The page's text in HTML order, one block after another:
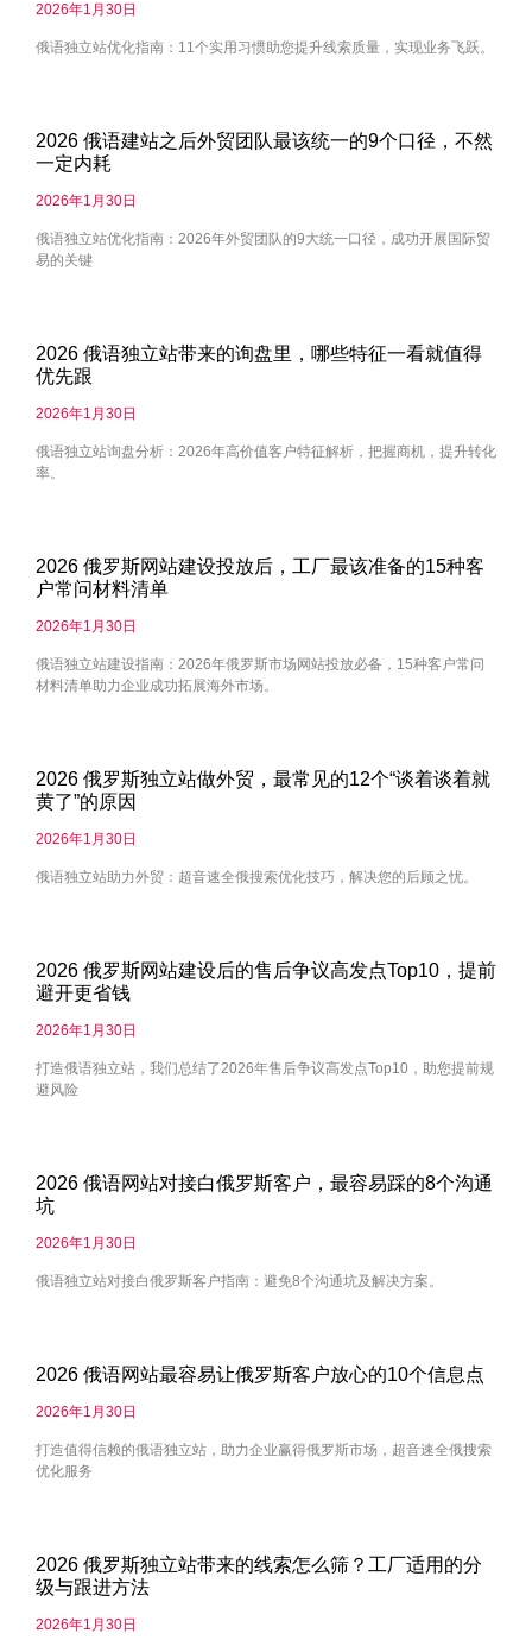
2026年1月30日
俄语独立站优化指南：11个实用习惯助您提升线索质量，实现业务飞跃。
2026 俄语建站之后外贸团队最该统一的9个口径，不然
一定内耗
2026年1月30日
俄语独立站优化指南：2026年外贸团队的9大统一口径，成功开展国际贸
易的关键
2026 俄语独立站带来的询盘里，哪些特征一看就值得
优先跟
2026年1月30日
俄语独立站询盘分析：2026年高价值客户特征解析，把握商机，提升转化
率。
2026 俄罗斯网站建设投放后，工厂最该准备的15种客
户常问材料清单
2026年1月30日
俄语独立站建设指南：2026年俄罗斯市场网站投放必备，15种客户常问
材料清单助力企业成功拓展海外市场。
2026 俄罗斯独立站做外贸，最常见的12个“谈着谈着就
黄了”的原因
2026年1月30日
俄语独立站助力外贸：超音速全俄搜索优化技巧，解决您的后顾之忧。
2026 俄罗斯网站建设后的售后争议高发点Top10，提前
避开更省钱
2026年1月30日
打造俄语独立站，我们总结了2026年售后争议高发点Top10，助您提前规
避风险
2026 俄语网站对接白俄罗斯客户，最容易踩的8个沟通
坑
2026年1月30日
俄语独立站对接白俄罗斯客户指南：避免8个沟通坑及解决方案。
2026 俄语网站最容易让俄罗斯客户放心的10个信息点
2026年1月30日
打造值得信赖的俄语独立站，助力企业赢得俄罗斯市场，超音速全俄搜索
优化服务
2026 俄罗斯独立站带来的线索怎么筛？工厂适用的分
级与跟进方法
2026年1月30日